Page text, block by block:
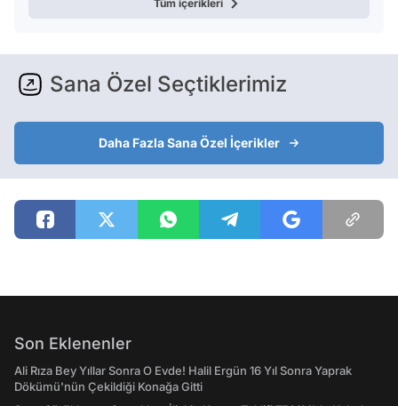
Tüm içerikleri
Sana Özel Seçtiklerimiz
Daha Fazla Sana Özel İçerikler
Son Eklenenler
Ali Rıza Bey Yıllar Sonra O Evde! Halil Ergün 16 Yıl Sonra Yaprak
Dökümü'nün Çekildiği Konağa Gitti